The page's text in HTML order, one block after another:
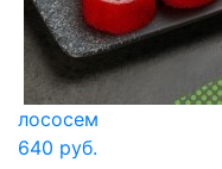
лососем
640 руб.